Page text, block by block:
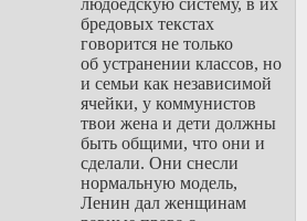
лифтов, масса
установленных правил
которые ты не сможешь
оспорить, общественное
порицание выкрученное
на максимум,
каждое поколение
вынуждено ждать пока
пенсионер сверху не
освободит место.
людоедскую систему, в их
бредовых текстах
говорится не только
об устранении классов, но
и семьи как независимой
ячейки, у коммунистов
твои жена и дети должны
быть общими, что они и
сделали. Они снесли
нормальную модель,
Ленин дал женщинам